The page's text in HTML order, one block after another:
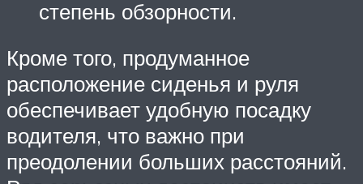
степень обзорности.
Кроме того, продуманное
расположение сиденья и руля
обеспечивает удобную посадку
водителя, что важно при
преодолении больших расстояний.